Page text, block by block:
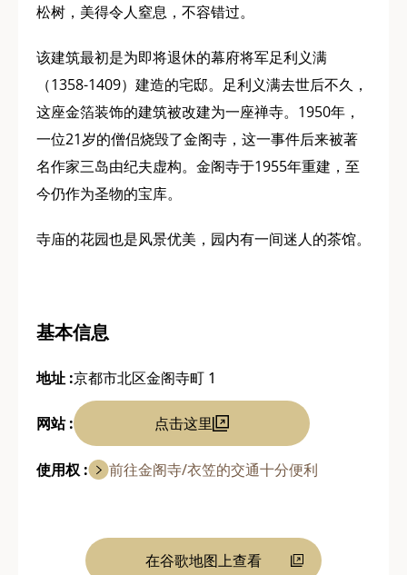
松树，美得令人窒息，不容错过。
该建筑最初是为即将退休的幕府将军足利义满
（1358-1409）建造的宅邸。足利义满去世后不久，
这座金箔装饰的建筑被改建为一座禅寺。1950年，
一位21岁的僧侣烧毁了金阁寺，这一事件后来被著
名作家三岛由纪夫虚构。金阁寺于1955年重建，至
今仍作为圣物的宝库。
寺庙的花园也是风景优美，园内有一间迷人的茶馆。
基本信息
地址 :京都市北区金阁寺町 1
网站 : 点击这里
使用权 : 前往金阁寺/衣笠的交通十分便利
在谷歌地图上查看